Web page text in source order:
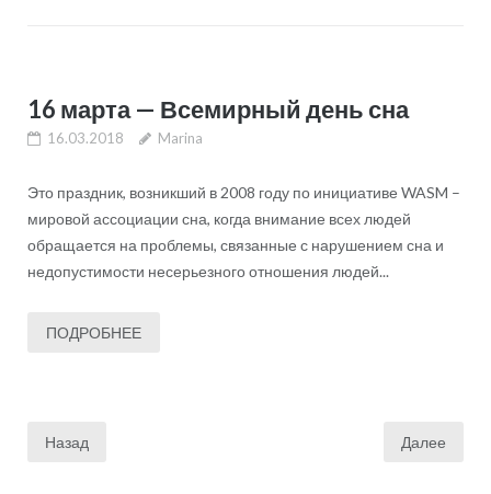
16 марта — Всемирный день сна
16.03.2018 Marina
Это праздник, возникший в 2008 году по инициативе WASM –
мировой ассоциации сна, когда внимание всех людей
обращается на проблемы, связанные с нарушением сна и
недопустимости несерьезного отношения людей...
ПОДРОБНЕЕ
Пагинация
Назад Далее